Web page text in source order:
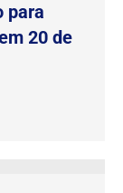
para
20 de